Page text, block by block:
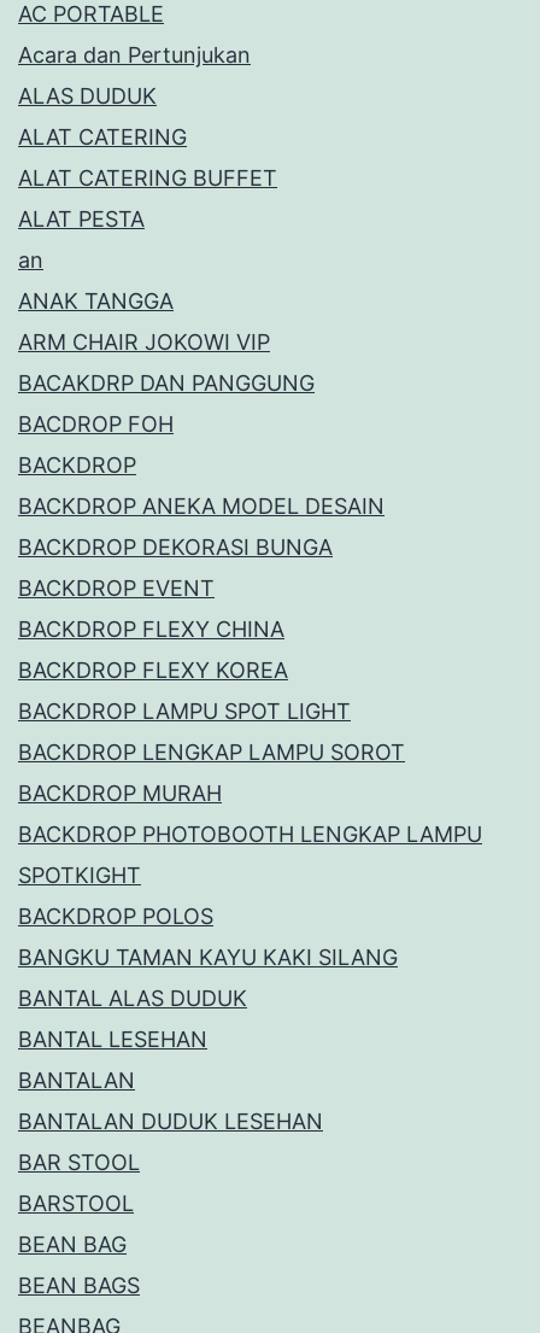
AC PORTABLE
Acara dan Pertunjukan
ALAS DUDUK
ALAT CATERING
ALAT CATERING BUFFET
ALAT PESTA
an
ANAK TANGGA
ARM CHAIR JOKOWI VIP
BACAKDRP DAN PANGGUNG
BACDROP FOH
BACKDROP
BACKDROP ANEKA MODEL DESAIN
BACKDROP DEKORASI BUNGA
BACKDROP EVENT
BACKDROP FLEXY CHINA
BACKDROP FLEXY KOREA
BACKDROP LAMPU SPOT LIGHT
BACKDROP LENGKAP LAMPU SOROT
BACKDROP MURAH
BACKDROP PHOTOBOOTH LENGKAP LAMPU
SPOTKIGHT
BACKDROP POLOS
BANGKU TAMAN KAYU KAKI SILANG
BANTAL ALAS DUDUK
BANTAL LESEHAN
BANTALAN
BANTALAN DUDUK LESEHAN
BAR STOOL
BARSTOOL
BEAN BAG
BEAN BAGS
BEANBAG